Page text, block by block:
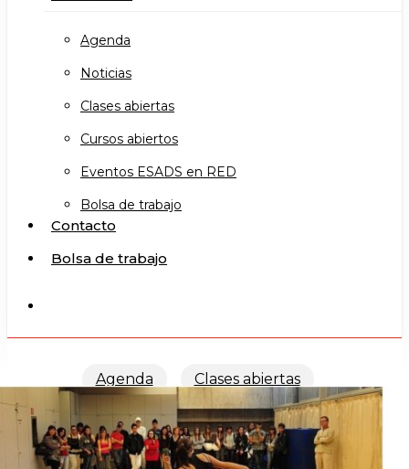
Agenda
Noticias
Clases abiertas
Cursos abiertos
Eventos ESADS en RED
Bolsa de trabajo
Contacto
Bolsa de trabajo
Agenda Clases abiertas
Visítanos